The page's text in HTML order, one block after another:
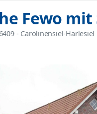
Fewo
- Carolinensiel-Harlesiel